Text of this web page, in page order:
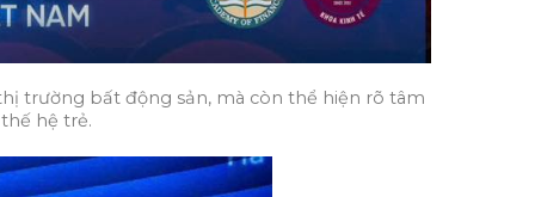
trường bất động sản, mà còn thể hiện rõ tâm
hệ trẻ.